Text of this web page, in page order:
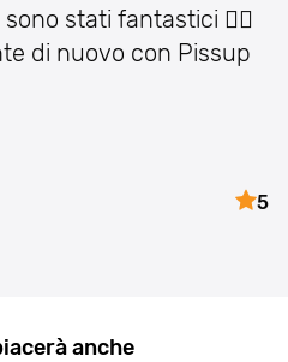
stati fantastici 👌🏽
di nuovo con Pissup
5
anche